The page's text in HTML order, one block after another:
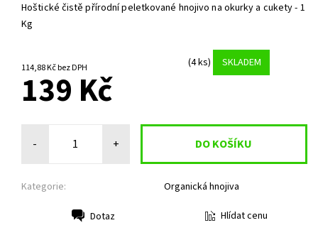
Hoštické čistě přírodní peletkované hnojivo na okurky a cukety - 1
Kg
114,88 Kč bez DPH (4 ks) SKLADEM
139 Kč
- +
Kategorie: Organická hnojiva
Dotaz
Hlídat cenu